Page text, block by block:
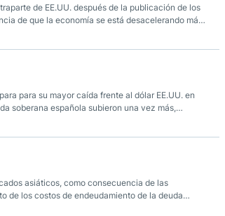
de EE.UU. después de la publicación de los
de que la economía se está desacelerando más
para su mayor caída frente al dólar EE.UU. en
soberana española subieron una vez más,
entre la deuda española y los bonos
asiáticos, como consecuencia de las
de los costos de endeudamiento de la deuda
lo cual está pesando de manera significativa.